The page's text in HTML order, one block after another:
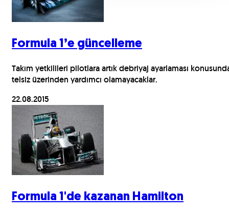
Formula 1’e güncelleme
Takım yetkilileri pilotlara artık debriyaj ayarlaması
telsiz üzerinden yardımcı olamayacaklar.
22.08.2015
Formula 1'de kazanan Hamilton